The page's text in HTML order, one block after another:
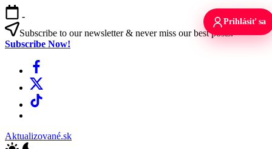
Skip
to
content
-
Subscribe to our newsletter & never miss our best posts.
Subscribe Now!
Facebook
X
TikTok
Aktualizované.sk
Prihlásiť sa